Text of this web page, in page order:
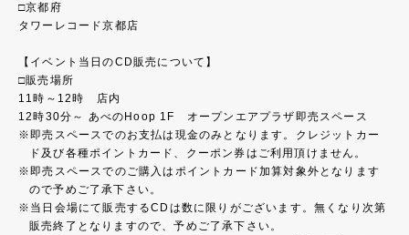
□京都府
タワーレコード京都店
【イベント当日のCD販売について】
□販売場所
11時～12時 店内
12時30分～ あべのHoop 1F オープンエアプラザ即売スペース
即売スペースでのお支払は現金のみとなります。クレジットカー
ド及び各種ポイントカード、クーポン券はご利用頂けません。
即売スペースでのご購入はポイントカード加算対象外となります
ので予めご了承下さい。
当日会場にて販売するCDは数に限りがございます。無くなり次第
販売終了となりますので、予めご了承下さい。